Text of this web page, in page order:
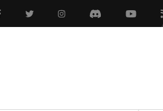
Twitter InstagramDiscord